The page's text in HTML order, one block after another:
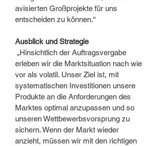
avisierten Großprojekte für uns
entscheiden zu können.“
Ausblick und Strategie
„Hinsichtlich der Auftragsvergabe
erleben wir die Marktsituation nach wie
vor als volatil. Unser Ziel ist, mit
systematischen Investitionen unsere
Produkte an die Anforderungen des
Marktes optimal anzupassen und so
unseren Wettbewerbsvorsprung zu
sichern. Wenn der Markt wieder
anzieht, müssen wir mit den richtigen